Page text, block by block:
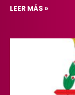
LEER MÁS »